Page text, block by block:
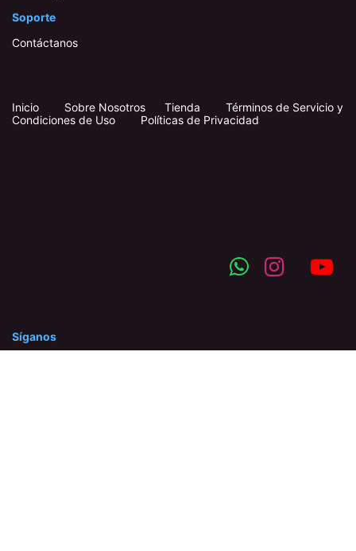
Soporte
Contáctanos
Inicio Sobre Nosotros Tienda
Términos de Servicio y
Condiciones de Uso
Políticas de Privacidad
Síganos